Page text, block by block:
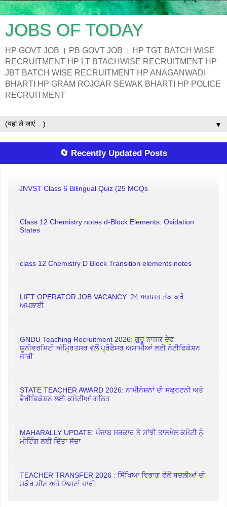
JOBS OF TODAY
HP GOVT JOB । PB GOVT JOB । HP TGT BATCH WISE
RECRUITMENT HP LT BTACHWISE RECRUITMENT HP
JBT BATCH WISE RECRUITMENT HP ANAGANWADI
BHARTI HP GRAM ROJGAR SEWAK BHARTI HP POLICE
RECRUITMENT
▼
🔄 Recently Updated Posts
JNVST Class 6 Bilingual Quiz (25 MCQs
Class 12 Chemistry notes d-Block Elements: Oxidation
States
class 12 Chemistry D Block Transition elements notes
LIFT OPERATOR JOB VACANCY: 24 ਅਗਸਤ ਤੱਕ ਕਰੋ
ਅਪਲਾਈ
GNDU Teaching Recruitment 2026: ਗੁਰੂ ਨਾਨਕ ਦੇਵ
ਯੂਨੀਵਰਸਿਟੀ ਅੰਮ੍ਰਿਤਸਰ ਵੱਲੋਂ ਪ੍ਰੋਫੈਸਰ ਅਸਾਮੀਆਂ ਲਈ ਨੋਟੀਫਿਕੇਸ਼ਨ
ਜਾਰੀ
STATE TEACHER AWARD 2026: ਨਾਮੀਨੇਸ਼ਨਾਂ ਦੀ ਸਕ੍ਰਟਨੀ ਅਤੇ
ਵੈਰੀਫਿਕੇਸ਼ਨ ਲਈ ਕਮੇਟੀਆਂ ਗਠਿਤ
MAHARALLY UPDATE: ਪੰਜਾਬ ਸਰਕਾਰ ਨੇ ਸਾਂਝੀ ਤਾਲਮੇਲ ਕਮੇਟੀ ਨੂੰ
ਮੀਟਿੰਗ ਲਈ ਦਿੱਤਾ ਸੱਦਾ
TEACHER TRANSFER 2026 : ਸਿੱਖਿਆ ਵਿਭਾਗ ਵੱਲੋਂ ਬਦਲੀਆਂ ਦੀ
ਸਕੋਰ ਸ਼ੀਟ ਅਤੇ ਲਿਸਟਾਂ ਜਾਰੀ